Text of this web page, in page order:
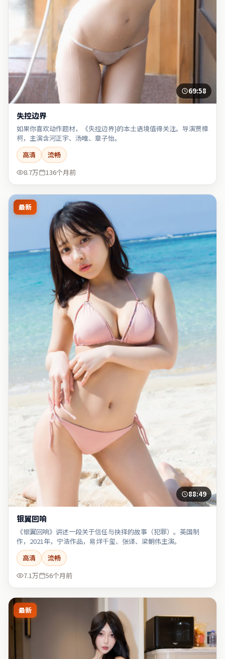
69:58
失控边界
如果你喜欢动作题材，《失控边界}的本土语境值得关注。导演贾樟
柯，主演含河正宇、汤唯、章子怡。
高清
流畅
8.7万
136个月前
最新
88:49
银翼回响
《银翼回响》讲述一段关于信任与抉择的故事（犯罪）。英国制
作，2021年，宁浩作品，易烊千玺、张译、梁朝伟主演。
高清
流畅
7.1万
56个月前
最新